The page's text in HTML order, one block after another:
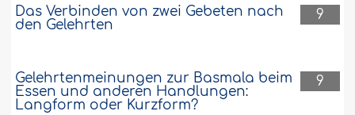
9
Das Verbinden von zwei Gebeten nach
den Gelehrten
9
Gelehrtenmeinungen zur Basmala beim
Essen und anderen Handlungen:
Langform oder Kurzform?